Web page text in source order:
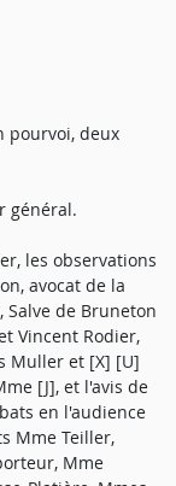
pourvoi, deux
général.
les observations
avocat de la
Salve de Bruneton
Vincent Rodier,
Muller et [X] [U]
[J], et l'avis de
en l'audience
Mme Teiller,
Mme